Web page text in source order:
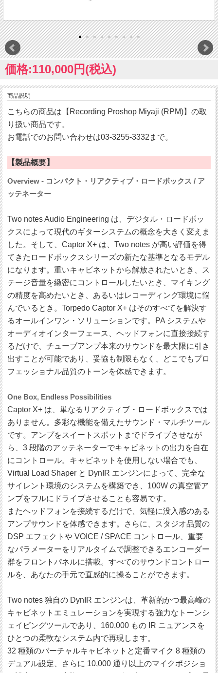
価格:110,000円(税込)
商品説明
こちらの商品は【Recording Proshop Miyaji (RPM)】の取
り扱い商品です。
お電話でのお問い合わせは03-3255-3332まで。
【製品概要】
Overview - コンパクト・リアクティブ・ロードボックス / ア
ッテネーター
Two notes Audio Engineering は、デジタル・ロードボッ
クスによって現代のギターシステムの概念を大きく変えま
した。そして、Captor X+ は、Two notes が高い評価を得
てきたロードボックスシリーズの新たな基準となるモデル
になります。重いキャビネットから解放されたいとき、ス
テージ音量を緻密にコントロールしたいとき、マイキング
の精度を高めたいとき、あるいはレコーディング環境に悩
んでいるとき。Torpedo Captor X+ はそのすべてを解決す
るオールインワン・ソリューションです。PA システムや
オーディオインターフェース、ヘッドフォンに直接接続す
るだけで、チューブアンプ本来のサウンドを最大限に引き
出すことが可能であり、妥協も制限もなく、どこでもプロ
フェッショナル品質のトーンを体感できます。
One Box, Endless Possibilities
Captor X+ は、単なるリアクティブ・ロードボックスでは
ありません。多彩な機能を備えたサウンド・マルチツール
です。アンプをスイートスポットまでドライブさせなが
ら、3 段階のアッテネーターでキャビネットの出力を自在
にコントロール。キャビネットを使用しない場合でも、
Virtual Load Shaper と DynIR エンジンによって、完全な
サイレント環境のシステムを構築でき、100W の真空管ア
ンプをフルにドライブさせることも容易です。
またヘッドフォンを接続するだけで、気軽に没入感のある
アンプサウンドを体感できます。さらに、スタジオ品質の
DSP エフェクトや VOICE / SPACE コントロール、重要
なパラメーターをリアルタイムで調整できるエンコーダー
群をフロントパネルに搭載。すべてのサウンドコントロー
ルを、あなたの手元で直感的に操ることができます。
Two notes 独自の DynIR エンジンは、革新的かつ最高峰の
キャビネットエミュレーションを実現する強力なトーンシ
ェイピングツールであり、160,000 もの IR ニュアンスを
ひとつの柔軟なシステム内で再現します。
32 種類のバーチャルキャビネットと定番マイク 8 種類の
デュアル設定、さらに 10,000 通り以上のマイクポジショ